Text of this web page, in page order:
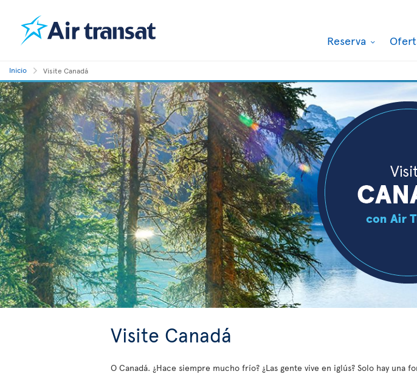
Reserva
Inicio Visite Canadá
Visite Canadá
O Canadá. ¿Hace siempre mucho frío? ¿Las gente vive en iglús? Solo hay una